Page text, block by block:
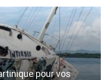
pour vos